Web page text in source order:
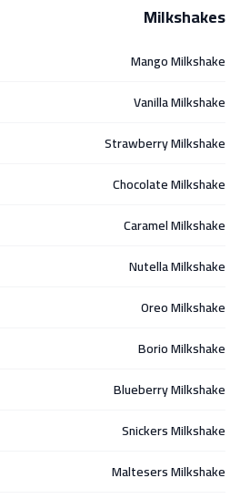
Milkshakes
Mango Milkshake
Vanilla Milkshake
Strawberry Milkshake
Chocolate Milkshake
Caramel Milkshake
Nutella Milkshake
Oreo Milkshake
Borio Milkshake
Blueberry Milkshake
Snickers Milkshake
Maltesers Milkshake